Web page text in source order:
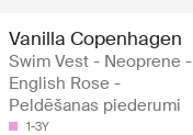
Vanilla Copenhagen
Swim Vest - Neoprene -
English Rose -
Peldēšanas piederumi
1-3Y